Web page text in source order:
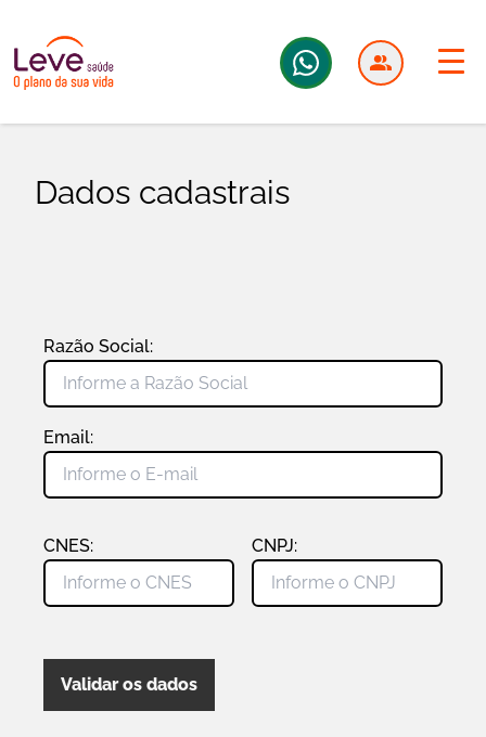
Dados cadastrais
Razão Social:
Email:
CNES: CNPJ:
Validar os dados